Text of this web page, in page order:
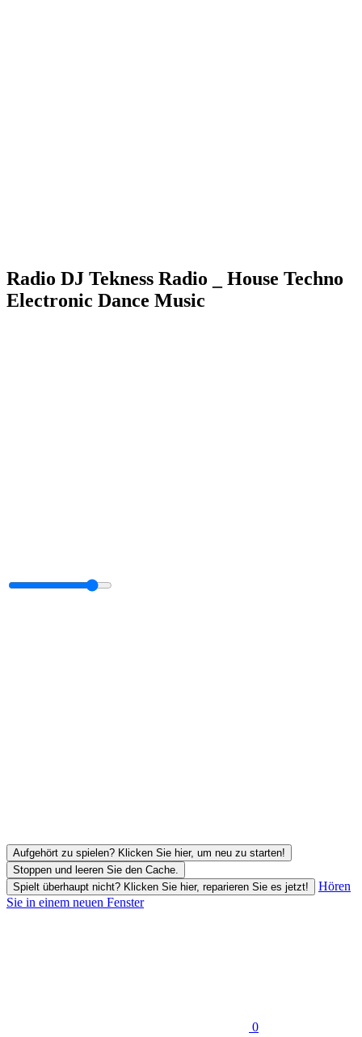
Radio DJ Tekness Radio _ House Techno
Electronic Dance Music
Aufgehört zu spielen? Klicken Sie hier, um neu zu starten!
Stoppen und leeren Sie den Cache.
Spielt überhaupt nicht? Klicken Sie hier, reparieren Sie es jetzt!
Hören
Sie in einem neuen Fenster
0